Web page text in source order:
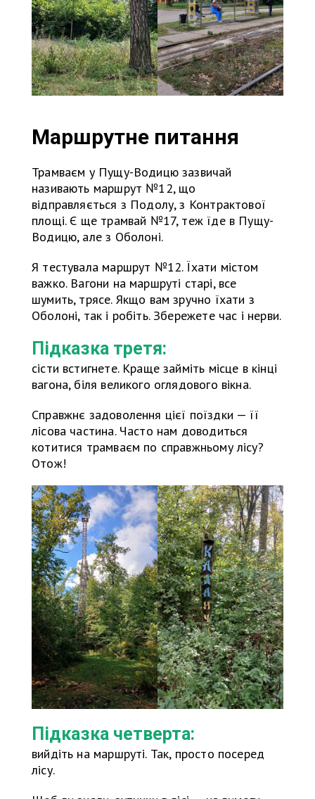
Маршрутне питання
Трамваєм у Пущу-Водицю зазвичай
називають маршрут №12, що
відправляється з Подолу, з Контрактової
площі. Є ще трамвай №17, теж їде в Пущу-
Водицю, але з Оболоні.
Я тестувала маршрут №12. Їхати містом
важко. Вагони на маршруті старі, все
шумить, трясе. Якщо вам зручно їхати з
Оболоні, так і робіть. Збережете час і нерви.
Підказка третя:
сісти встигнете. Краще займіть місце в кінці
вагона, біля великого оглядового вікна.
Справжнє задоволення цієї поїздки — її
лісова частина. Часто нам доводиться
котитися трамваєм по справжньому лісу?
Отож!
Підказка четверта:
вийдіть на маршруті. Так, просто посеред
лісу.